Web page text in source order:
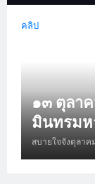
คลิป
๑๓ ตุลา
มินทรมห
สบายใจจังตุลาค